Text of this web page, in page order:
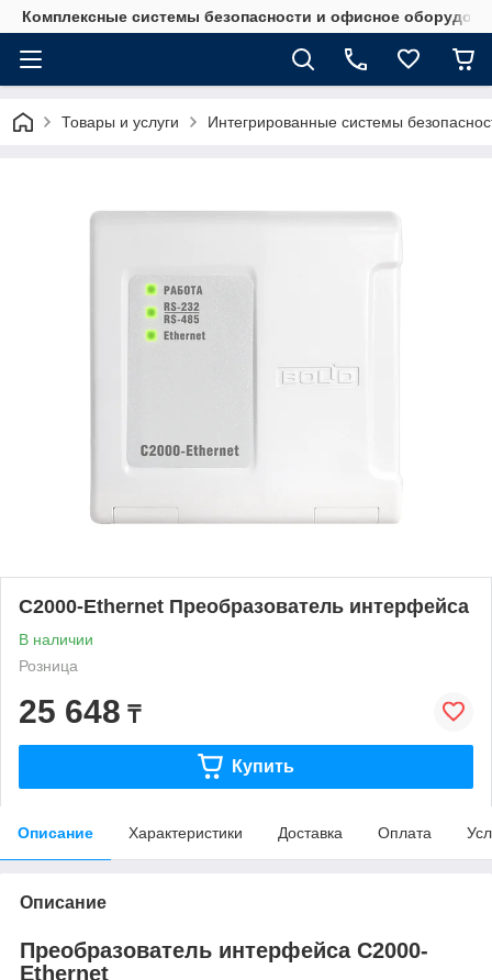
Комплексные системы безопасности и офисное
Товары и услуги Интегрированные системы
С2000-Ethernet Преобразователь интерфейса
В наличии
Розница
25 648 ₸
Купить
Описание Характеристики Доставка Оплата
Описание
Преобразователь интерфейса С2000-
Ethernet